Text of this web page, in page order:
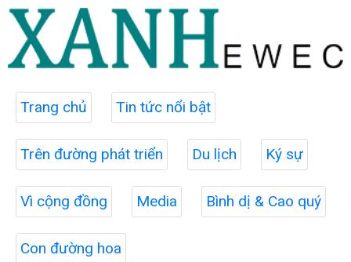
Trang chủ Tin tức nổi bật
Trên đường phát triển Du lịch Ký sự
Vì cộng đồng Media Bình dị & Cao quý
Con đường hoa